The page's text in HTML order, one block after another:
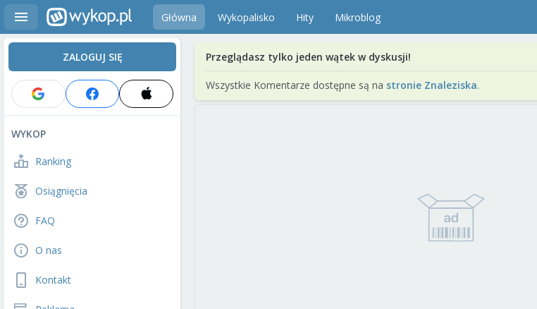
Główna Wykopalisko Hity Mikroblog
ZALOGUJ SIĘ
WYKOP
Ranking
Osiągnięcia
FAQ
O nas
Kontakt
Przeglądasz tylko jeden wątek w dyskusji!
Wszystkie Komentarze dostępne są na stronie Znaleziska.